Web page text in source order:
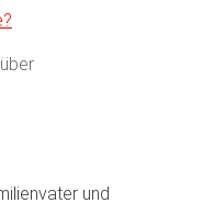
und